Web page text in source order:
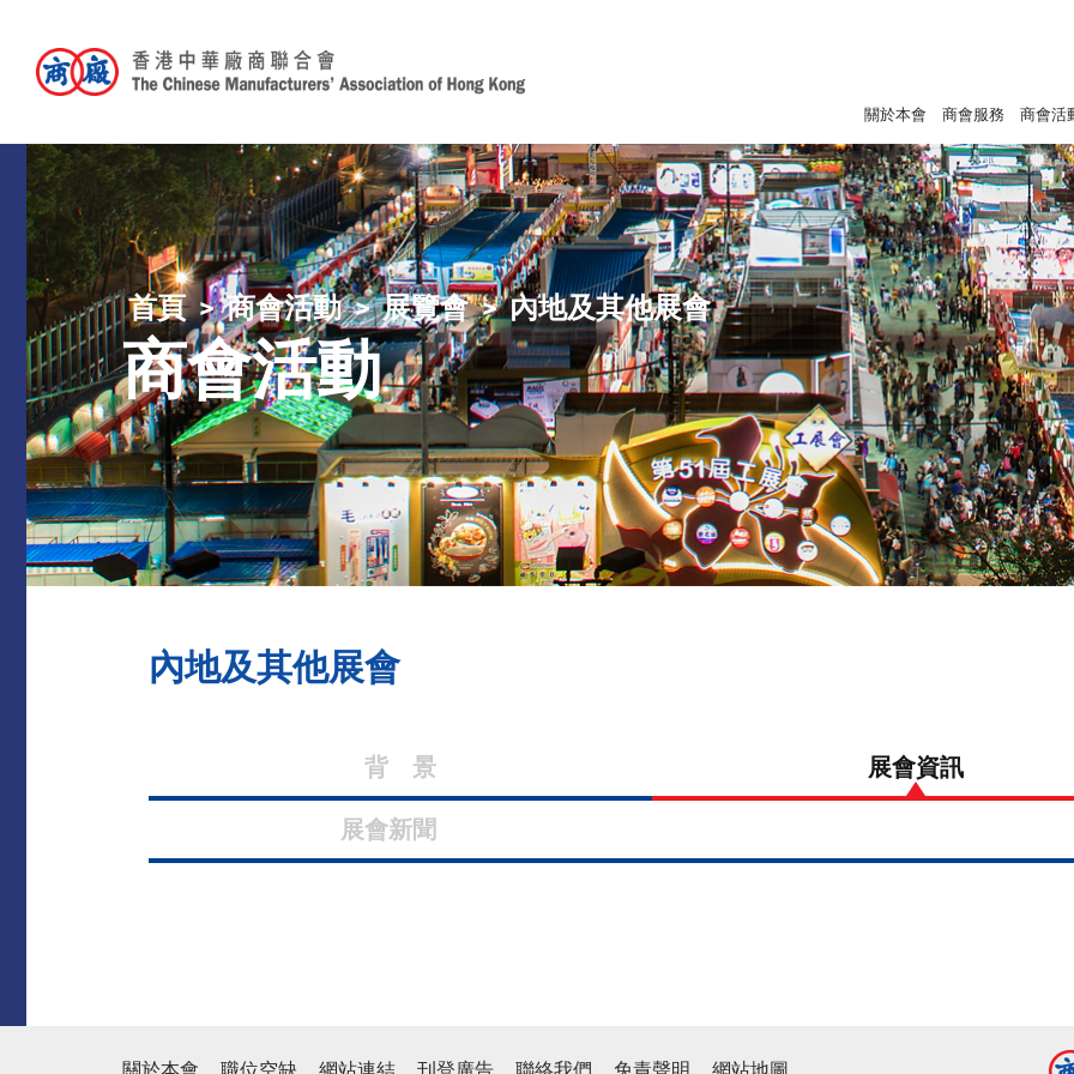
關於本會 商會服務 商會活
首頁 商會活動 展覽會 內地及其他展會
商會活動
內地及其他展會
背 景
展會資
展會新聞